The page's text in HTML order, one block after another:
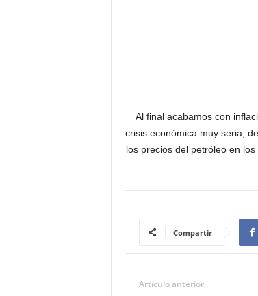
Al final acabamos con
crisis económica muy seria,
los precios del petróleo en
Compartir
Artículo anterior